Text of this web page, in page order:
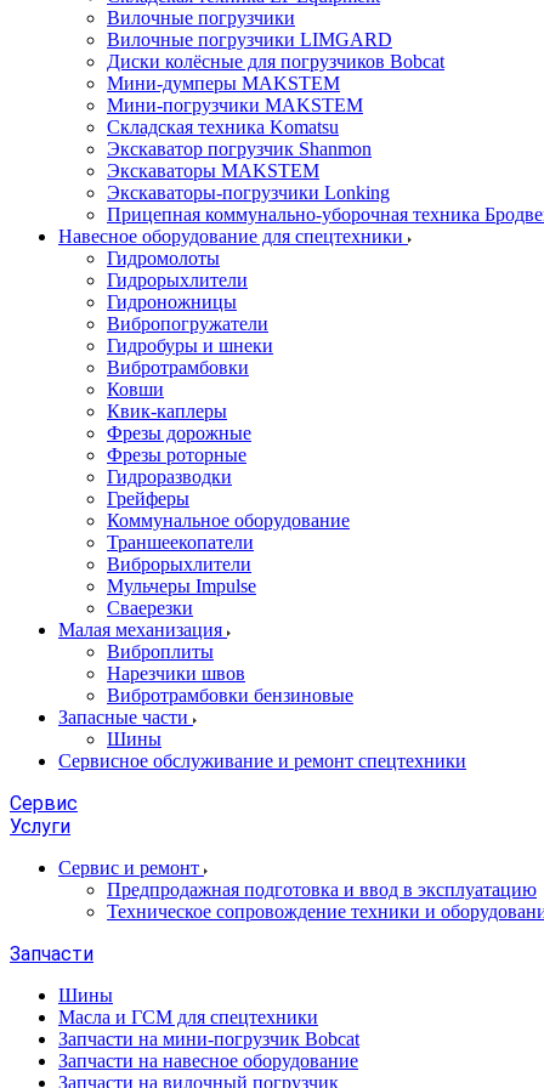
Вилочные погрузчики
Вилочные погрузчики LIMGARD
Диски колёсные для погрузчиков Bobcat
Мини-думперы MAKSTEM
Мини-погрузчики MAKSTEM
Складская техника Komatsu
Экскаватор погрузчик Shanmon
Экскаваторы MAKSTEM
Экскаваторы-погрузчики Lonking
Прицепная коммунально-уборочная техника
Навесное оборудование для спецтехники
Гидромолоты
Гидрорыхлители
Гидроножницы
Вибропогружатели
Гидробуры и шнеки
Вибротрамбовки
Ковши
Квик-каплеры
Фрезы дорожные
Фрезы роторные
Гидроразводки
Грейферы
Коммунальное оборудование
Траншеекопатели
Виброрыхлители
Мульчеры Impulse
Сваерезки
Малая механизация
Виброплиты
Нарезчики швов
Вибротрамбовки бензиновые
Запасные части
Шины
Сервисное обслуживание и ремонт спецтехники
Сервис
Услуги
Сервис и ремонт
Предпродажная подготовка и ввод в эксплуатацию
Техническое сопровождение техники и
Запчасти
Шины
Масла и ГСМ для спецтехники
Запчасти на мини-погрузчик Bobcat
Запчасти на навесное оборудование
Запчасти на вилочный погрузчик